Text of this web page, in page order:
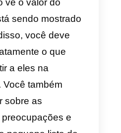
uma investigação
do lead
ponto, e talvez um
é que
boa investigação
uma conversa ou